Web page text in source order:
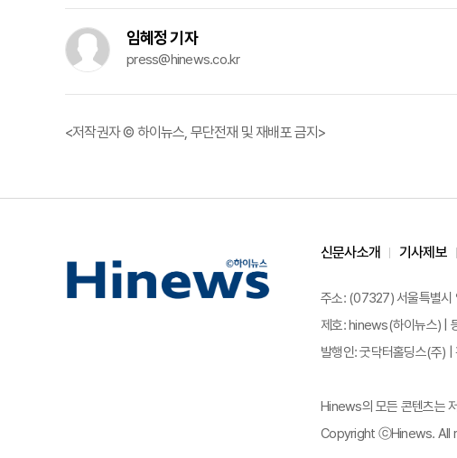
임혜정 기자
press@hinews.co.kr
<저작권자 © 하이뉴스, 무단전재 및 재배포 금지>
신문사소개 기사제보
주소: (07327) 서울특별
제호: hinews(하이뉴스) |
발행인: 굿닥터홀딩스(주)
Hinews의 모든 콘텐츠는
Copyright ⓒHinews. All